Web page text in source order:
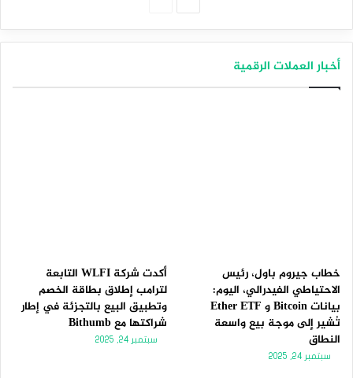
أخبار العملات الرقمية
خطاب جيروم باول، رئيس
الاحتياطي الفيدرالي، اليوم:
بيانات Bitcoin و Ether ETF
تُشير إلى موجة بيع واسعة
النطاق
سبتمبر 24, 2025
أكدت شركة WLFI التابعة
لترامب إطلاق بطاقة الخصم
وتطبيق البيع بالتجزئة في إطار
شراكتها مع Bithumb
سبتمبر 24, 2025